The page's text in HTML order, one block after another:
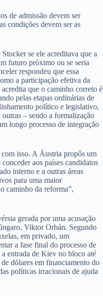
de admissão devem ser
condições devem ser as
se ele acreditava que a
futuro próximo ou se seria
respondeu que essa
a participação efetiva da
que o caminho correto é
pelas etapas ordinárias de
político e legislativo,
– sendo a formalização
longo processo de integração
isso. A Áustria propôs um
aos países candidatos
interno e a outras áreas
para uma maior
caminho da reforma”,
gerada por uma acusação
Viktor Orbán. Segundo
em privado, um
a fase final do processo de
entrada de Kiev no bloco até
dólares em financiamento do
políticas irracionais de ajuda